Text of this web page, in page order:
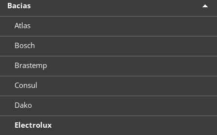
Bacias
Atlas
Bosch
Brastemp
Consul
Dako
Electrolux